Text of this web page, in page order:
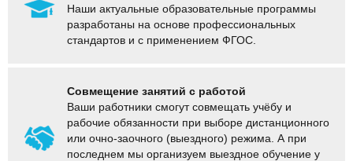
Наши актуальные образовательные программы
разработаны на основе профессиональных
стандартов и с применением ФГОС.
Совмещение занятий с работой
Ваши работники смогут совмещать учёбу и
рабочие обязанности при выборе дистанционного
или очно-заочного (выездного) режима. А при
последнем мы организуем выездное обучение у